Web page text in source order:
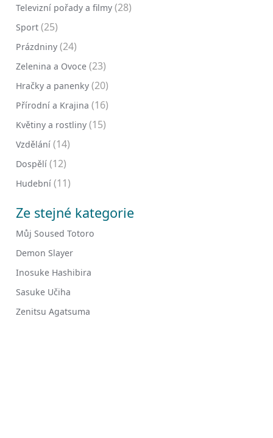
Televizní pořady a filmy (28)
Sport (25)
Prázdniny (24)
Zelenina a Ovoce (23)
Hračky a panenky (20)
Přírodní a Krajina (16)
Květiny a rostliny (15)
Vzdělání (14)
Dospělí (12)
Hudební (11)
Ze stejné kategorie
Můj Soused Totoro
Demon Slayer
Inosuke Hashibira
Sasuke Učiha
Zenitsu Agatsuma